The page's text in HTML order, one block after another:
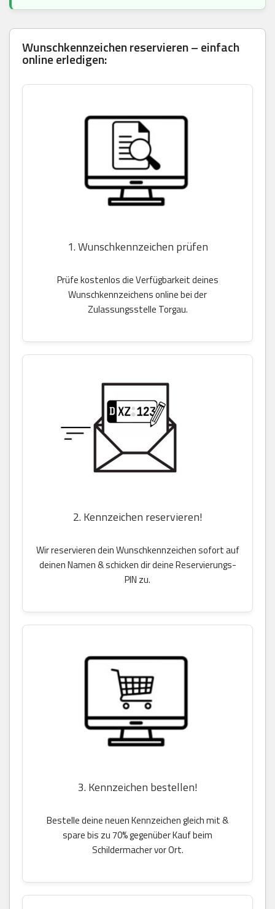
Wunschkennzeichen reservieren – einfach
online erledigen:
1. Wunschkennzeichen prüfen
Prüfe kostenlos die Verfügbarkeit deines
Wunschkennzeichens online bei der
Zulassungsstelle Torgau.
2. Kennzeichen reservieren!
Wir reservieren dein Wunschkennzeichen sofort auf
deinen Namen & schicken dir deine Reservierungs-
PIN zu.
3. Kennzeichen bestellen!
Bestelle deine neuen Kennzeichen gleich mit &
spare bis zu 70% gegenüber Kauf beim
Schildermacher vor Ort.